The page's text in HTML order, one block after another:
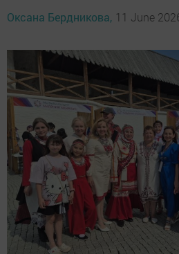
Оксана Бердникова, 11 June